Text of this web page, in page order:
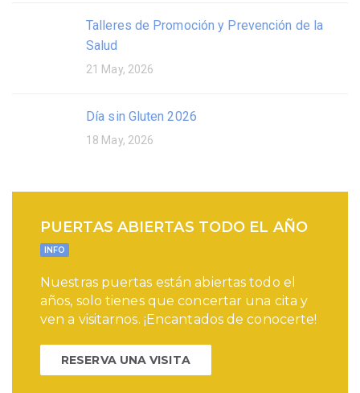
Talleres de Promoción y Prevención de la
Salud
21 May, 2026
Día sin Gluten 2026
18 May, 2026
PUERTAS ABIERTAS TODO EL AÑO
INFO
Nuestras puertas están abiertas todo el
años, solo tienes que concertar una cita y
ven a visitarnos. ¡Encantados de conocerte!
RESERVA UNA VISITA